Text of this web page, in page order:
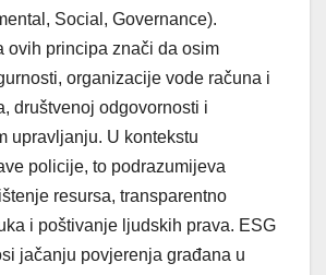
Social, Governance).
ovih principa znači da osim
organizacije vode računa i
društvenoj odgovornosti i
upravljanju. U kontekstu
policije, to podrazumijeva
resursa, transparentno
i poštivanje ljudskih prava. ESG
jačanju povjerenja građana u